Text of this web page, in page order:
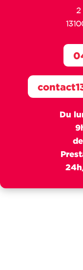
2
Du